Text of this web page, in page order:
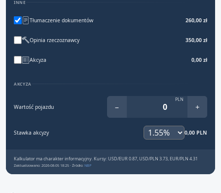
INNE
Tłumaczenie dokumentów 260,00 zł
Opinia rzeczoznawcy 350,00 zł
Akcyza 0,00 zł
AKCYZA
Wartość pojazdu −
PLN
+
Stawka akcyzy 0,00 PLN
Kalkulator ma charakter informacyjny. Kursy: USD/EUR 0.87, USD/PLN 3.73, EUR/PLN 4.31
Zaktualizowano: 2026-08-05 18:25 · Źródło: NBP